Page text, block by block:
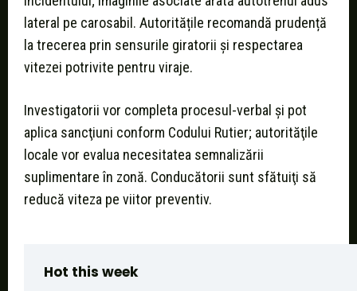
lateral pe carosabil. Autoritățile recomandă prudență
la trecerea prin sensurile giratorii şi respectarea
vitezei potrivite pentru viraje.
Investigatorii vor completa procesul-verbal şi pot
aplica sancţiuni conform Codului Rutier; autorităţile
locale vor evalua necesitatea semnalizării
suplimentare în zonă. Conducătorii sunt sfătuiţi să
reducă viteza pe viitor preventiv.
Hot this week